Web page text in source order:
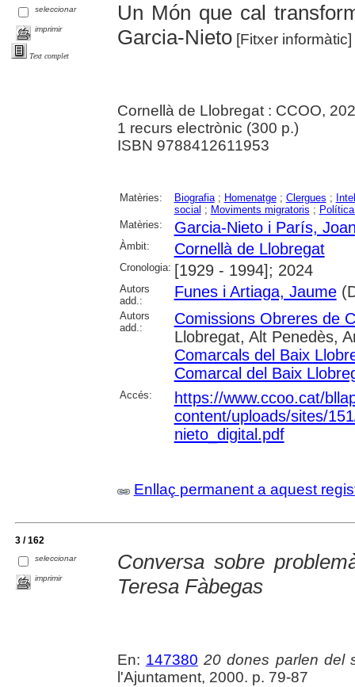
seleccionar
imprimir
Text complet
Un Món que cal
Garcia-Nieto[Fitxer informàtic]
Cornellà de Llobregat : CCOO,
1 recurs electrònic (300 p.)
ISBN 9788412611953
Matèries: Biografia; Homenatge; Clergues ;
social ; Moviments migratoris ;
Matèries:
Garcia-Nieto i París,
Àmbit: Cornellà de Llobregat
Cronologia: [1929 - 1994]; 2024
Autors
add.:
Funes i Artiaga, Jaume
Autors
add.:
Comissions Obreres de
Llobregat, Alt Penedès,
Comarcals del Baix
Comarcal del Baix
Accés:
https://www.ccoo.cat/
content/uploads/sites/
nieto_digital.pdf
Enllaç permanent a aquest
3 / 162
seleccionar
imprimir
Conversa sobre
Teresa Fàbegas
En: 147380 20 dones parlen del
l'Ajuntament, 2000. p. 79-87